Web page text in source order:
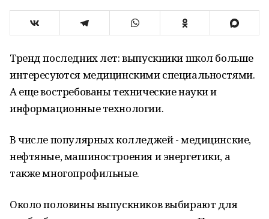
Тренд последних лет: выпускники школ больше
интересуются медицинскими специальностями.
А еще востребованы технические науки и
информационные технологии.
В числе популярных колледжей - медицинские,
нефтяные, машиностроения и энергетики, а
также многопрофильные.
Около половины выпускников выбирают для